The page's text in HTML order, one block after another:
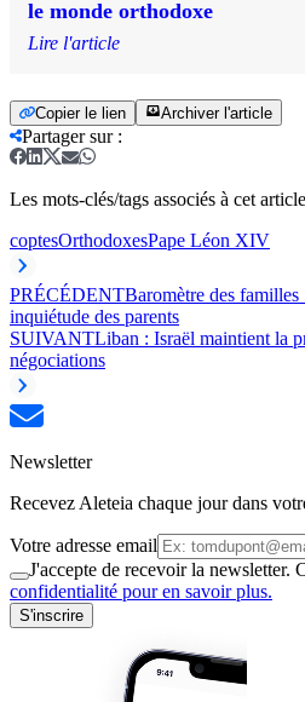
le monde orthodoxe
Lire l'article
Copier le lien Archiver l'article
Partager sur:
Les mots-clés/tags associés à cet
coptesOrthodoxesPape Léon XIV
PRÉCÉDENTBaromètre des familles
inquiétude des parents
SUIVANTLiban : Israël maintient la
négociations
Newsletter
Recevez Aleteia chaque jour dans
Votre adresse email
J'accepte de recevoir la newsletter.
confidentialité pour en savoir plus.
S'inscrire